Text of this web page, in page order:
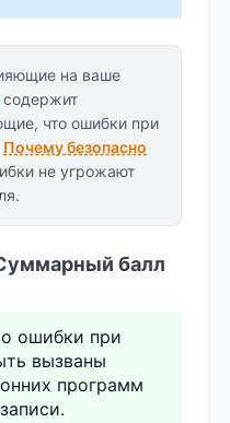
на ваше
содержит
что ошибки при
Почему безопасно
не угрожают
балл
ошибки при
вызваны
программ